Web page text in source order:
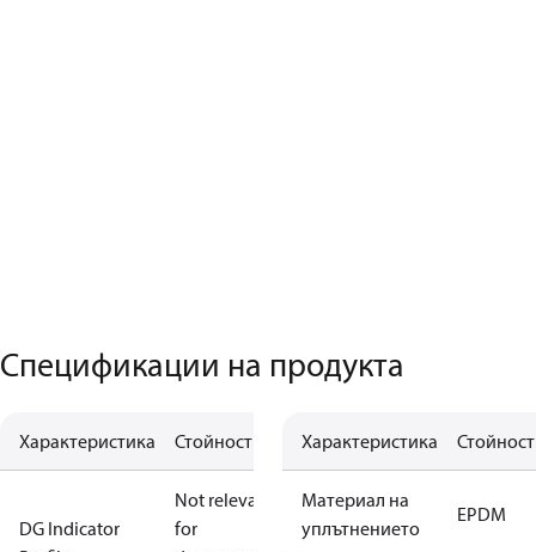
Спецификации на продукта
Характеристика Стойност
DG Indicator
Not relevant
for
Характеристика Стойност
Материал на
уплътнението
EPDM